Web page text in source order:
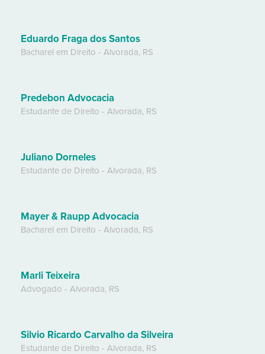
Eduardo Fraga dos Santos
Bacharel em Direito - Alvorada, RS
Predebon Advocacia
Estudante de Direito - Alvorada, RS
Juliano Dorneles
Estudante de Direito - Alvorada, RS
Mayer & Raupp Advocacia
Bacharel em Direito - Alvorada, RS
Marli Teixeira
Advogado - Alvorada, RS
Silvio Ricardo Carvalho da Silveira
Estudante de Direito - Alvorada, RS